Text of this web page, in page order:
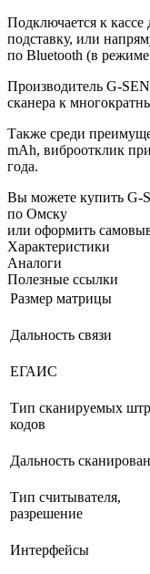
Подключается к
подставку, или
по Bluetooth (в
Производитель G-
сканера к
Также среди
mAh, виброотклик
года.
Вы можете купить G-
по Омску
или оформить
Характеристики
Аналоги
Полезные ссылки
Размер матрицы
Дальность связи
ЕГАИС
Тип сканируемых
кодов
Дальность
Тип считывателя,
разрешение
Интерфейсы